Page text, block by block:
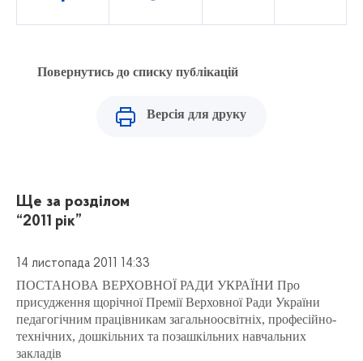
Повернутись до списку публікацій
Версія для друку
Ще за розділом
“2011 рік”
14 листопада 2011 14:33
ПОСТАНОВА ВЕРХОВНОЇ РАДИ УКРАЇНИ Про
присудження щорічної Премії Верховної Ради України
педагогічним працівникам загальноосвітніх, професійно-
технічних, дошкільних та позашкільних навчальних
закладів